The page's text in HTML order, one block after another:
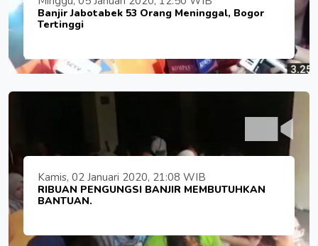
Banjir Jabotabek 53 Orang Meninggal, Bogor
Tertinggi
Kamis, 02 Januari 2020, 21:08 WIB
RIBUAN PENGUNGSI BANJIR MEMBUTUHKAN
BANTUAN.